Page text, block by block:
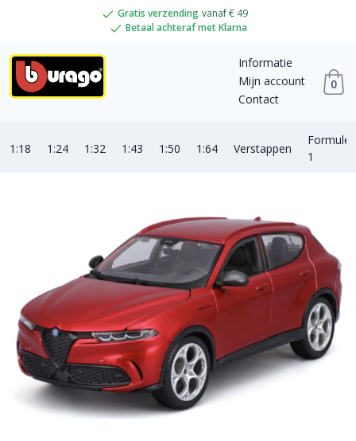
Gratis verzending vanaf € 49
Betaal achteraf met Klarna
Informatie
Mijn account
Contact
0
1:18 1:24 1:32 1:43 1:50 1:64 Verstappen
Formule
1